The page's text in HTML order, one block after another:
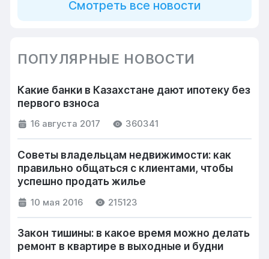
Смотреть все новости
ПОПУЛЯРНЫЕ НОВОСТИ
Какие банки в Казахстане дают ипотеку без
первого взноса
16 августа 2017 360341
Советы владельцам недвижимости: как
правильно общаться с клиентами, чтобы
успешно продать жилье
10 мая 2016 215123
Закон тишины: в какое время можно делать
ремонт в квартире в выходные и будни